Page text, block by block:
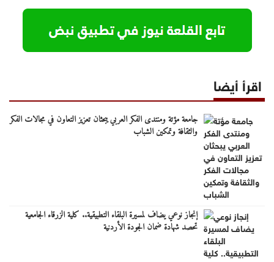
اقرأ أيضا
جامعة مؤتة ومنتدى الفكر العربي يبحثان تعزيز التعاون في مجالات الفكر
والثقافة وتمكين الشباب
إنجاز نوعي يضاف لمسيرة البلقاء التطبيقية.. كلية الزرقاء الجامعية
تحصد شهادة ضمان الجودة الأردنية